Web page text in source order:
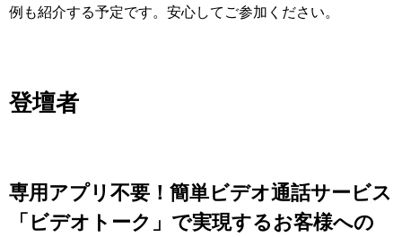
例も紹介する予定です。安心してご参加ください。
登壇者
専用アプリ不要！簡単ビデオ通話サービス
「ビデオトーク」で実現するお客様への